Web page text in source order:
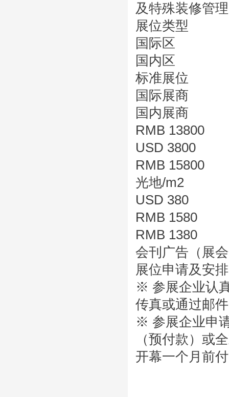
及特殊装修管
展位类型
国际区
国内区
标准展位
国际展商
国内展商
RMB 13800
USD 3800
RMB 15800
光地/m2
USD 380
RMB 1580
RMB 1380
会刊广告（展
展位申请及安排
※ 参展企业认
传真或通过邮
※ 参展企业申
（预付款）或
开幕一个月前